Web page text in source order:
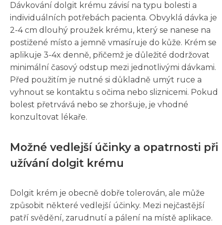
Dávkování dolgit krému závisí na typu bolesti a
individuálních potřebách pacienta. Obvyklá dávka je
2-4 cm dlouhý proužek krému, který se nanese na
postižené místo a jemně vmasíruje do kůže. Krém se
aplikuje 3-4x denně, přičemž je důležité dodržovat
minimální časový odstup mezi jednotlivými dávkami.
Před použitím je nutné si důkladně umýt ruce a
vyhnout se kontaktu s očima nebo sliznicemi. Pokud
bolest přetrvává nebo se zhoršuje, je vhodné
konzultovat lékaře.
Možné vedlejší účinky a opatrnosti při
užívání dolgit krému
Dolgit krém je obecně dobře tolerován, ale může
způsobit některé vedlejší účinky. Mezi nejčastější
patří svědění, zarudnutí a pálení na místě aplikace.